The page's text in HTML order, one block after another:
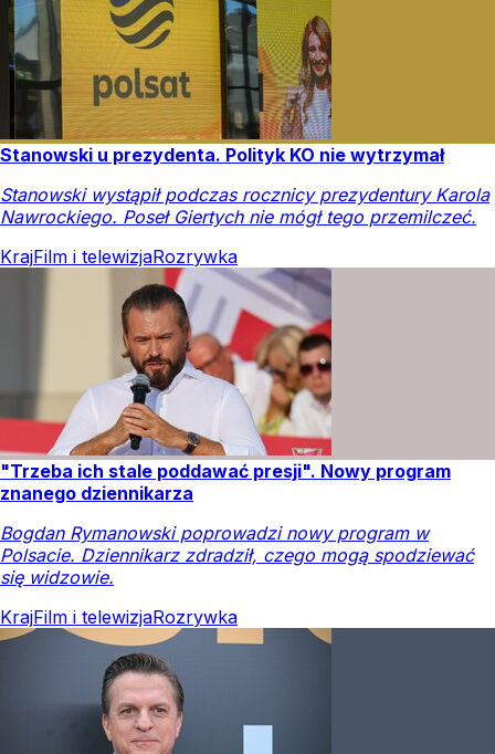
Stanowski u prezydenta. Polityk KO nie wytrzymał
Stanowski wystąpił podczas rocznicy prezydentury Karola
Nawrockiego. Poseł Giertych nie mógł tego przemilczeć.
KrajFilm i telewizjaRozrywka
"Trzeba ich stale poddawać presji". Nowy program
znanego dziennikarza
Bogdan Rymanowski poprowadzi nowy program w
Polsacie. Dziennikarz zdradził, czego mogą spodziewać
się widzowie.
KrajFilm i telewizjaRozrywka